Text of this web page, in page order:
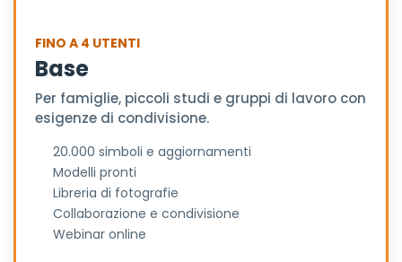
FINO A 4 UTENTI
Base
Per famiglie, piccoli studi e gruppi di lavoro con
esigenze di condivisione.
20.000 simboli e aggiornamenti
Modelli pronti
Libreria di fotografie
Collaborazione e condivisione
Webinar online